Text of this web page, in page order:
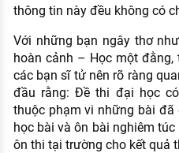
thông tin này đều không có
Với những bạn ngây thơ
hoàn cảnh – Học một
các bạn sĩ tử nên rõ ràng
đầu rằng: Đề thi đại học
thuộc phạm vi những bài
học bài và ôn bài nghiêm
ôn thi tại trường cho kết quả